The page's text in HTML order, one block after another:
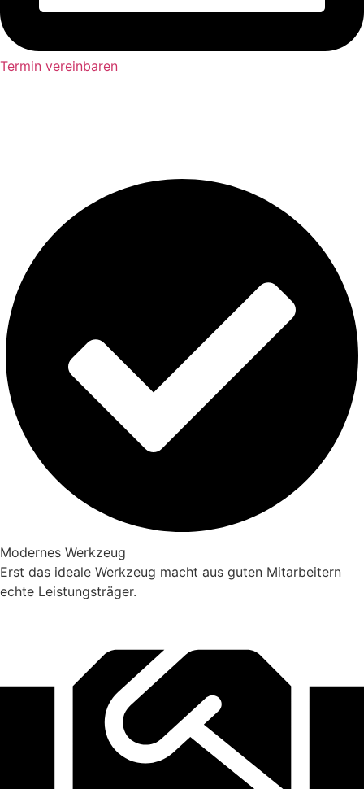
Termin vereinbaren
Modernes Werkzeug
Erst das ideale Werkzeug macht aus guten Mitarbeitern
echte Leistungsträger.